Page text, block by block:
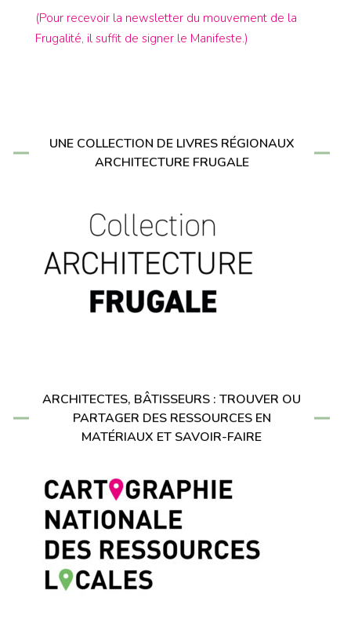
(Pour recevoir la newsletter du mouvement de la
Frugalité, il suffit de signer le Manifeste.)
UNE COLLECTION DE LIVRES RÉGIONAUX
ARCHITECTURE FRUGALE
ARCHITECTES, BÂTISSEURS : TROUVER OU
PARTAGER DES RESSOURCES EN
MATÉRIAUX ET SAVOIR-FAIRE